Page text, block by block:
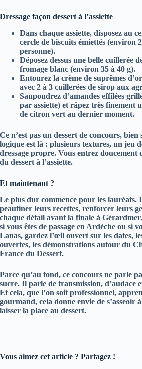
Dressage façon dessert à l’assiette
Dans chaque assiette, disposez au
cercle de biscuits émiettés (environ
personne).
Déposez dessus une belle cuillerée
fromage blanc (environ 35 à 40 g).
Entourez la crème de suprêmes
avec 2 à 3 cuillerées de sirop aux
Saupoudrez d’amandes effilées
par assiette) et râpez très finement
de citron vert au dernier moment.
Ce n’est pas un dessert de concours, bien
logique est là : plusieurs textures, un jeu
dressage propre. Vous entrez doucement
du dessert à l’assiette.
Et maintenant ?
Le plus dur commence pour les lauréats.
peaufiner leurs recettes, renforcer leurs
chaque détail avant la finale à
si vous êtes de passage en Ardèche ou si
Lanas, gardez l’œil ouvert sur les dates,
ouvertes, les démonstrations autour du
France du Dessert.
Parce qu’au fond, ce concours ne parle
sucre. Il parle de transmission, d’audace
Et cela, que l’on soit professionnel,
gourmand, cela donne envie de s’asseoir
laisser la place au dessert.
Vous aimez cet article ? Partagez !